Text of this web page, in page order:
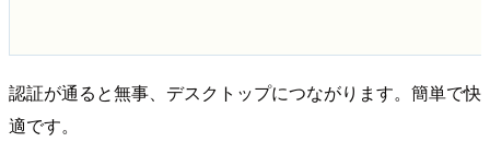
認証が通ると無事、デスクトップにつながります。簡単で快
適です。